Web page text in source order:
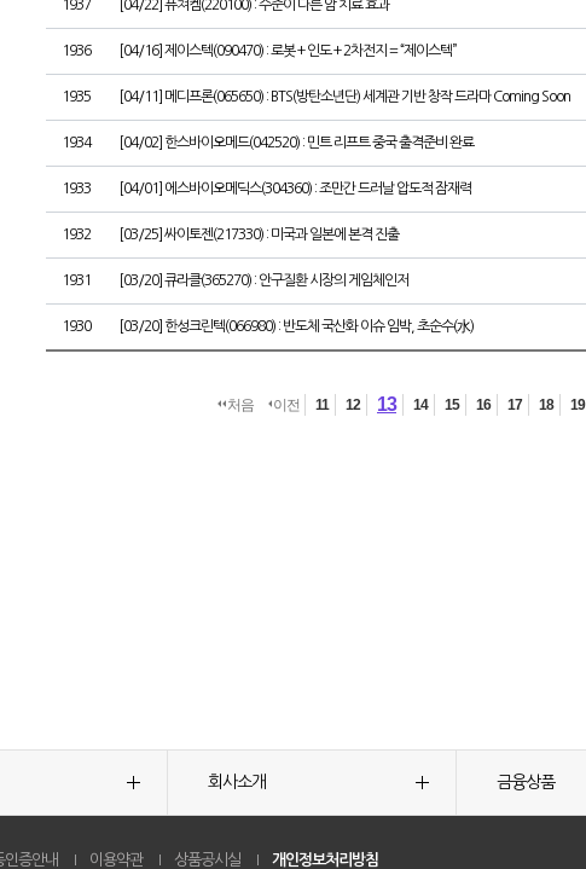
1937 [04/22] 퓨쳐켐(220100) : 수준이 다른 암 치료 효과
1936 [04/16] 제이스텍(090470) : 로봇 + 인도 + 2차전지 = “제이스텍”
1935 [04/11] 메디프론(065650) : BTS(방탄소년단) 세계관 기반 창작 드라마 Coming Soon
1934 [04/02] 한스바이오메드(042520) : 민트 리프트 중국 출격준비 완료
1933 [04/01] 에스바이오메딕스(304360) : 조만간 드러날 압도적 잠재력
1932 [03/25] 싸이토젠(217330) : 미국과 일본에 본격 진출
1931 [03/20] 큐라클(365270) : 안구질환 시장의 게임체인저
1930 [03/20] 한성크린텍(066980) : 반도체 국산화 이슈 임박, 초순수(水)
처음 이전 11 12 13 14 15 16 17 18 19
회사소개 금융상품
인증안내 이용약관 상품공시실 개인정보처리방침